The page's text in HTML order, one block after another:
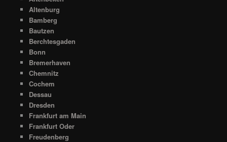
Altenburg
Bamberg
Bautzen
Berchtesgaden
Bonn
Bremerhaven
Chemnitz
Cochem
Dessau
Dresden
Frankfurt am Main
Frankfurt Oder
Freudenberg